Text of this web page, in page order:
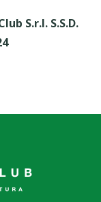
S.r.l. S.S.D.